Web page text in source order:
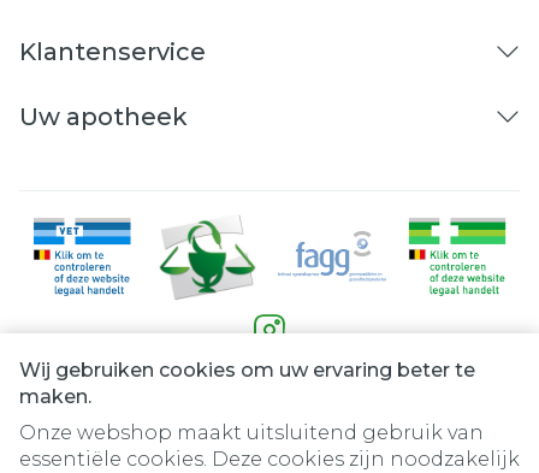
Wij gebruiken cookies om uw ervaring beter te
maken.
Onze webshop maakt uitsluitend gebruik van
essentiële cookies. Deze cookies zijn noodzakelijk
Klantenservice
Uw apotheek
Juridische links